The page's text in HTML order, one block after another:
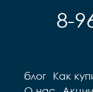
8-
блог Как